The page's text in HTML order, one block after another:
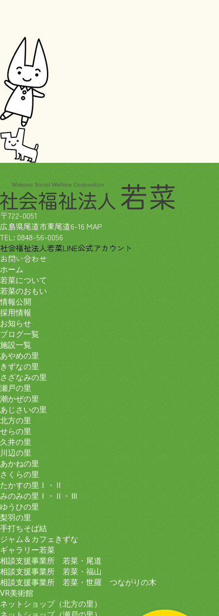
〒722-0051
広島県尾道市東尾道6-16 MAP
TEL: 0848-56-0056
社会福祉法人若菜LINE公式アカウント
お問い合わせ
ホーム
若菜について
若菜のおもい
情報公開
採用情報
お知らせ
ブログ一覧
施設一覧
あやめの里
きずなの里
さざなみの里
瀬戸の里
潮かぜの里
あじさいの里
北方の里
せらの里
久井の里
川辺の里
あかねの里
さくらの里
たかすの里Ⅰ・Ⅱ
みのみの里Ⅰ・Ⅱ・Ⅲ
ゆうひの里
梨羽の里
手打ちそば結
ジャム＆カフェきずな
ギャラリー若菜
相談支援事業所 若菜・尾道
相談支援事業所 若菜・福山
相談支援事業所 若菜・世羅 つながりの木
VR美術館
ネットショップ（北方の里）